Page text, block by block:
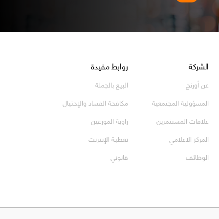
الشركة
عن أورنج
المسؤولية المجتمعية
علاقات المستثمرين
المركز الاعلامي
الوظائف
روابط مفيدة
البيع بالجملة
مكافحة الفساد والإحتيال
زاوية الموزعين
تغطية الإنترنت
قانوني